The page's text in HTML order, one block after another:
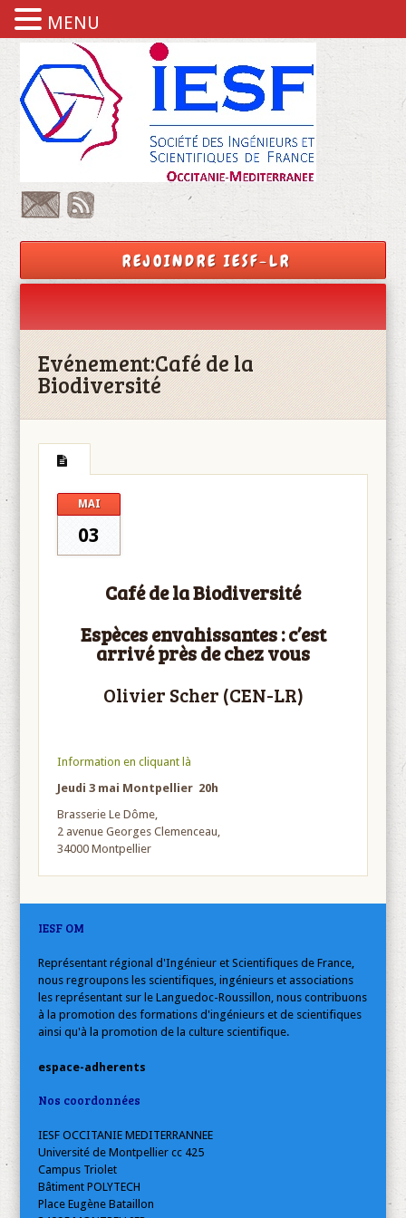
REJOINDRE IESF-LR
Evénement:Café de la
Biodiversité
MAI
03
Café de la Biodiversité
Espèces envahissantes : c’est
arrivé près de chez vous
Olivier Scher (CEN-LR)
Information en cliquant là
Jeudi 3 mai Montpellier 20h
Brasserie Le Dôme,
2 avenue Georges Clemenceau,
34000 Montpellier
IESF OM
Représentant régional d'Ingénieur et Scientifiques de France,
nous regroupons les scientifiques, ingénieurs et associations
les représentant sur le Languedoc-Roussillon, nous contribuons
à la promotion des formations d'ingénieurs et de scientifiques
ainsi qu'à la promotion de la culture scientifique.
espace-adherents
Nos coordonnées
IESF OCCITANIE MEDITERRANNEE
Université de Montpellier cc 425
Campus Triolet
Bâtiment POLYTECH
Place Eugène Bataillon
MENU